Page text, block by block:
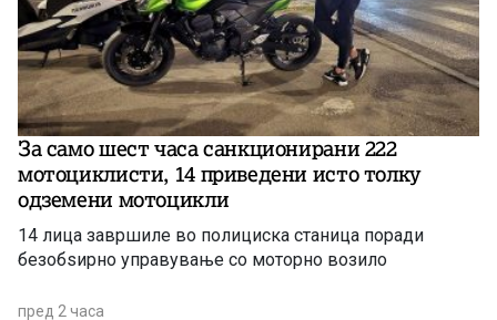
За само шест часа санкционирани 222
мотоциклисти, 14 приведени исто толку
одземени мотоцикли
14 лица завршиле во полициска станица поради
безобѕирно управување со моторно возило
пред 2 часа